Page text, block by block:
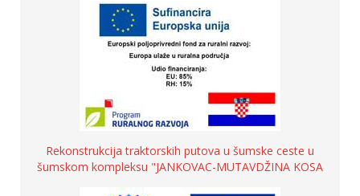
Rekonstrukcija traktorskih putova u šumske ceste u
šumskom kompleksu "JANKOVAC-MUTAVDŽINA KOSA